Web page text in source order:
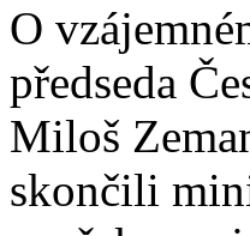
O
předseda
Miloš
skončili